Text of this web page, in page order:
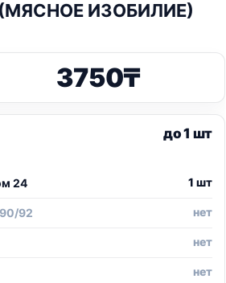
(МЯСНОЕ ИЗОБИЛИЕ)
3750₸
до 1 шт
24 1 шт
92 нет
нет
нет